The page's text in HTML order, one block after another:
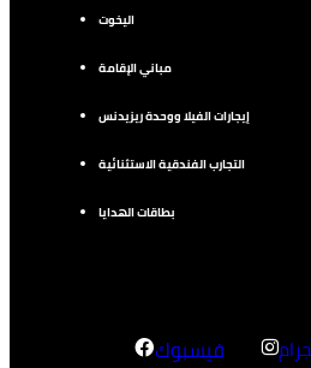
اليخوت
مباني الإقامة
إيجارات الفيلا ووحدة ريزيدنس
التجارب الفندقية الاستثنائية
بطاقات الهدايا
فيسبوك